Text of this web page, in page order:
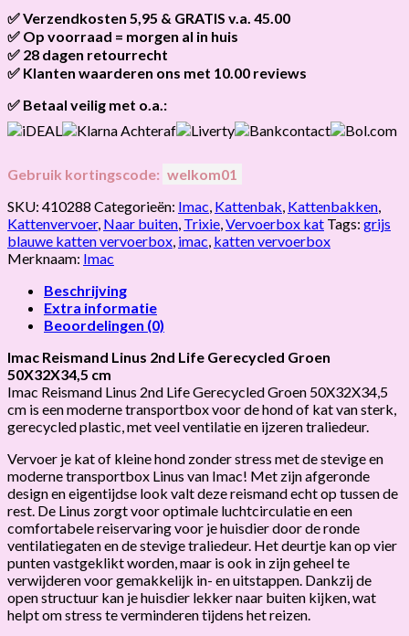
GROEN
hoeveelheid
✅ Verzendkosten 5,95 & GRATIS v.a. 45.00
Brievenbus verzendingen zijn 3,95, een pakket 5,95 en
bestellingen v.a. 45,00 worden gratis verzonden.
✅ Op voorraad = morgen al in huis
Als het product op voorraad is en je bestelt vóór 13:00, wordt
hetvandaag nog verzonden.
✅ 28 dagen retourrecht
Niet tevreden? Geen probleem! Je hebt28 dagen
✅ Klanten waarderen ons met 10.00 reviews
✅ Betaal veilig met o.a.:
Gebruik kortingscode: welkom01
SKU: 410288 Categorieën: Imac Kattenbak Kattenbakken
Kattenvervoer, Naar buiten Trixie Vervoerbox kat Tags: grijs
blauwe katten vervoerbox imac katten vervoerbox
Merknaam: Imac
Beschrijving
Extra informatie
Beoordelingen (0)
Imac Reismand Linus 2nd Life Gerecycled Groen
50X32X34,5 cm
Imac Reismand Linus 2nd Life Gerecycled Groen 50X32X34,5
cm is een moderne transportbox voor de hond of kat van sterk,
gerecycled plastic, met veel ventilatie en ijzeren traliedeur.
Vervoer je kat of kleine hond zonder stress met de stevige en
moderne transportbox Linus van Imac! Met zijn afgeronde
design en eigentijdse look valt deze reismand echt op tussen de
rest. De Linus zorgt voor optimale luchtcirculatie en een
comfortabele reiservaring voor je huisdier door de ronde
ventilatiegaten en de stevige traliedeur. Het deurtje kan op vier
punten vastgeklikt worden, maar is ook in zijn geheel te
verwijderen voor gemakkelijk in- en uitstappen. Dankzij de
open structuur kan je huisdier lekker naar buiten kijken, wat
helpt om stress te verminderen tijdens het reizen.